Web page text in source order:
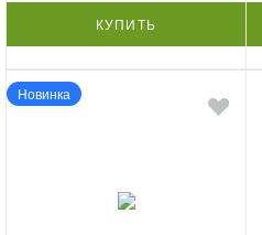
КУПИТЬ
Новинка